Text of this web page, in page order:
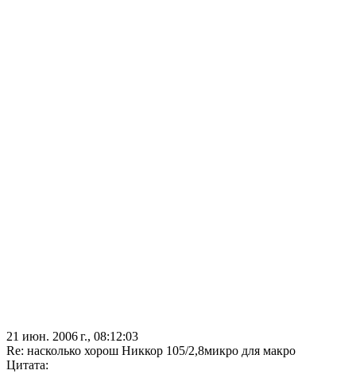
21 июн. 2006 г., 08:12:03
Re: насколько хорош Никкор 105/2,8микро для макро
Цитата: